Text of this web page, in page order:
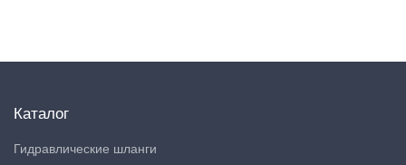
Каталог
Гидравлические шланги